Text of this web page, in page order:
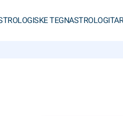
TEGNASTROLOGI